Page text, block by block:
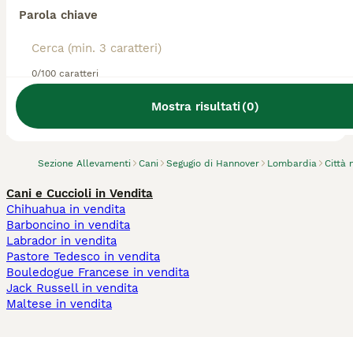
Parola chiave
0/100 caratteri
Mostra risultati(0)
Sezione Allevamenti Cani Segugio di Hannover Lombardia Città
Abbiamo trovato 0 Allevamento di Segugio di
Hannover, Paullo.
Cani e Cuccioli in Vendita
Chihuahua in vendita
Barboncino in vendita
Labrador in vendita
Pastore Tedesco in vendita
Bouledogue Francese in vendita
Jack Russell in vendita
Maltese in vendita